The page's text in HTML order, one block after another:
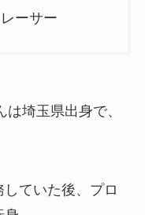
ーサー
は埼玉県出身で、
ていた後、プロ